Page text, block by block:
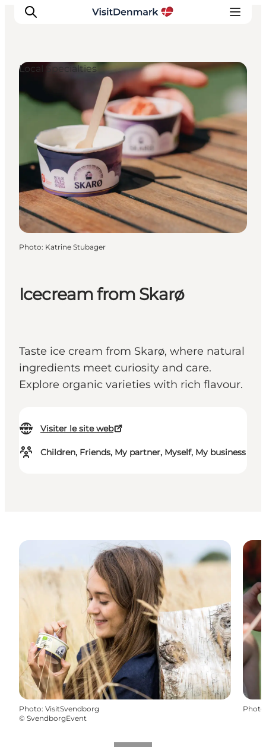
Inspirations
Destinations
Quoi faire
Hébergements
Planifiez votre voyage
Icecream from Skarø
Taste ice cream from Skarø, where natural
ingredients meet curiosity and care.
Explore organic varieties with rich flavour.
Visiter le site web
Children, Friends, My partner, Myself, My business
Local Specialties
Photo: Katrine Stubager
Photo: VisitSvendborg
© SvendborgEvent
Photo